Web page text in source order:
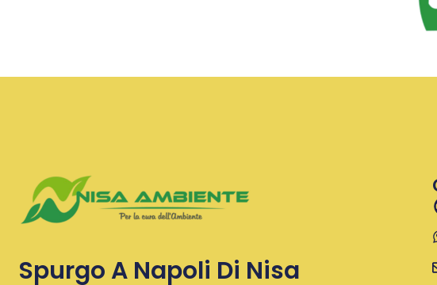
Spurgo A Napoli Di Nisa